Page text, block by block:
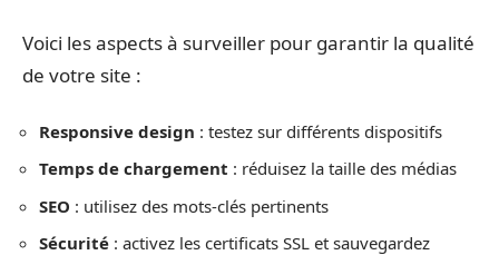
Voici les aspects à surveiller pour garantir la qualité
de votre site :
Responsive design : testez sur différents dispositifs
Temps de chargement : réduisez la taille des médias
SEO : utilisez des mots-clés pertinents
Sécurité : activez les certificats SSL et sauvegardez